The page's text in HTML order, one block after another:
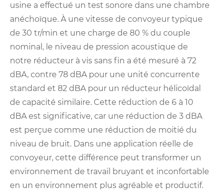
usine a effectué un test sonore dans une chambre
anéchoïque. À une vitesse de convoyeur typique
de 30 tr/min et une charge de 80 % du couple
nominal, le niveau de pression acoustique de
notre réducteur à vis sans fin a été mesuré à 72
dBA, contre 78 dBA pour une unité concurrente
standard et 82 dBA pour un réducteur hélicoïdal
de capacité similaire. Cette réduction de 6 à 10
dBA est significative, car une réduction de 3 dBA
est perçue comme une réduction de moitié du
niveau de bruit. Dans une application réelle de
convoyeur, cette différence peut transformer un
environnement de travail bruyant et inconfortable
en un environnement plus agréable et productif.